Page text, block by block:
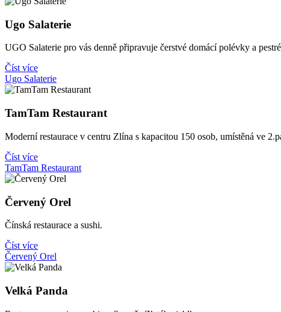
Ugo Salaterie
UGO Salaterie pro vás denně připravuje čerstvé domácí polévky a
Číst více
Ugo Salaterie
TamTam Restaurant
Moderní restaurace v centru Zlína s kapacitou 150 osob, umístěná ve
Číst více
TamTam Restaurant
Červený Orel
Čínská restaurace a sushi.
Číst více
Červený Orel
Velká Panda